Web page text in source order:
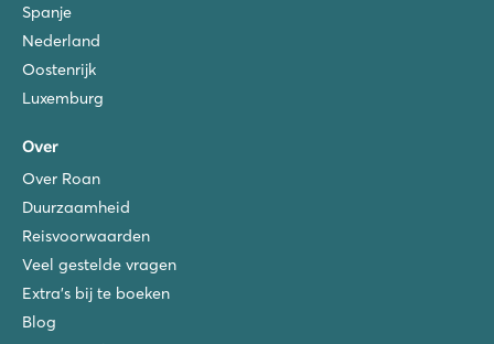
Spanje
Nederland
Oostenrijk
Luxemburg
Over
Over Roan
Duurzaamheid
Reisvoorwaarden
Veel gestelde vragen
Extra's bij te boeken
Blog